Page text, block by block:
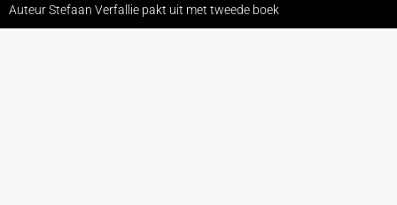
Auteur Stefaan Verfallie pakt uit met tweede boek